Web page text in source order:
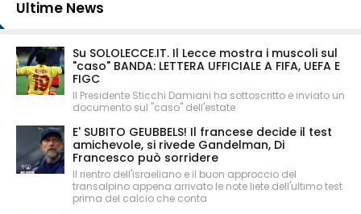
Ultime News
Su SOLOLECCE.IT. Il Lecce mostra i muscoli sul
"caso" BANDA: LETTERA UFFICIALE A FIFA, UEFA E
FIGC
Il Presidente Sticchi Damiani ha sottoscritto e inviato un
documento sul "caso" dell'estate
E' SUBITO GEUBBELS! Il francese decide il test
amichevole, si rivede Gandelman, Di
Francesco può sorridere
Il rientro dell'israeliano e il buon approccio del
transalpino appena arrivato le note liete dell'ultimo test
prima del calcio che conta